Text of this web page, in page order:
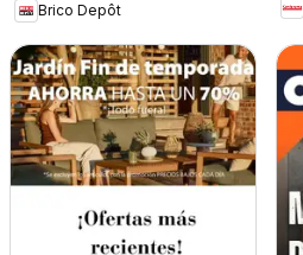
Brico Depôt